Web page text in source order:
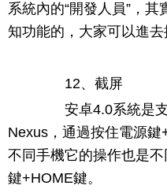
系統內的“開發人員”，
知功能的，大家可以進去
12、截屏
安卓4.0系統是支
Nexus，通過按住電源
不同手機它的操作也是
鍵+HOME鍵。